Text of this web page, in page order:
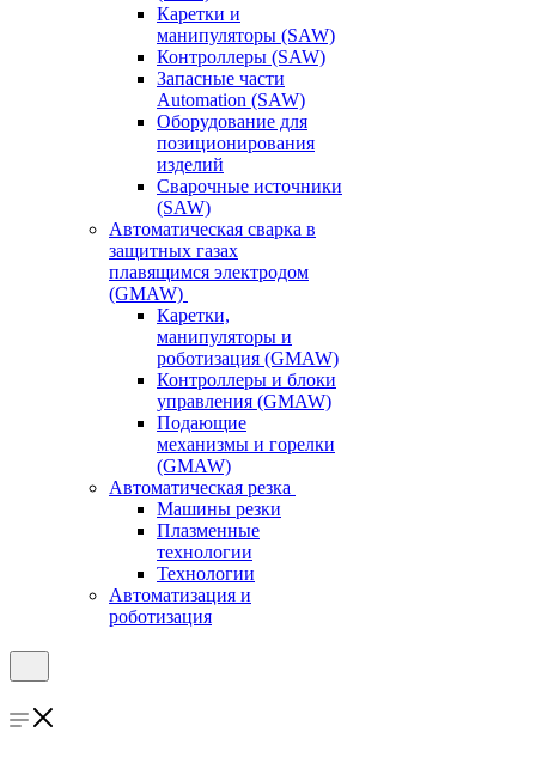
Каретки и
манипуляторы (SAW)
Контроллеры (SAW)
Запасные части
Automation (SAW)
Оборудование для
позиционирования
изделий
Сварочные источники
(SAW)
Автоматическая сварка в
защитных газах
плавящимся электродом
(GMAW)
Каретки,
манипуляторы и
роботизация (GMAW)
Контроллеры и блоки
управления (GMAW)
Подающие
механизмы и горелки
(GMAW)
Автоматическая резка
Машины резки
Плазменные
технологии
Технологии
Автоматизация и
роботизация